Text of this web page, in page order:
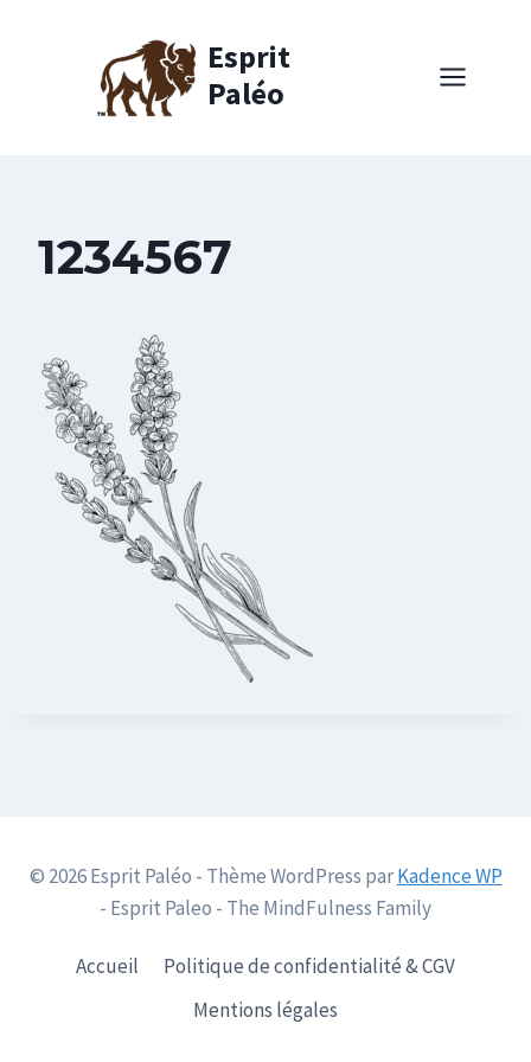
Esprit
Paléo
1234567
© 2026 Esprit Paléo - Thème WordPress parKadence WP
- Esprit Paleo - The MindFulness Family
Accueil
Politique de confidentialité & CGV
Mentions légales